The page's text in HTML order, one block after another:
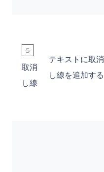
取消
し線
テキストに取消
し線を追加する